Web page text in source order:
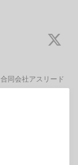
合同会社アスリード